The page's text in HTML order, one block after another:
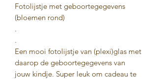
Fotolijstje met geboortegegevens
(bloemen rond)
.
.
Een mooi fotolijstje van (plexi)glas met
daarop de geboortegegevens van
jouw kindje. Super leuk om cadeau te